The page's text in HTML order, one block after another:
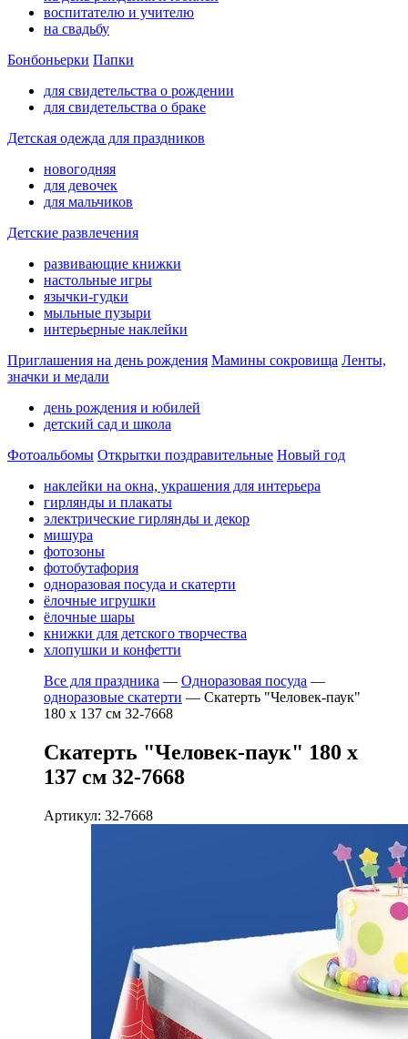
воспитателю и учителю
на свадьбу
Бонбоньерки Папки
для свидетельства о рождении
для свидетельства о браке
Детская одежда для праздников
новогодняя
для девочек
для мальчиков
Детские развлечения
развивающие книжки
настольные игры
язычки-гудки
мыльные пузыри
интерьерные наклейки
Приглашения на день рождения Мамины сокровища Ленты,
значки и медали
день рождения и юбилей
детский сад и школа
Фотоальбомы Открытки поздравительные Новый год
наклейки на окна, украшения для интерьера
гирлянды и плакаты
электрические гирлянды и декор
мишура
фотозоны
фотобутафория
одноразовая посуда и скатерти
ёлочные игрушки
ёлочные шары
книжки для детского творчества
хлопушки и конфетти
Все для праздника — Одноразовая посуда —
одноразовые скатерти — Скатерть "Человек-паук"
180 х 137 см 32-7668
Скатерть "Человек-паук" 180 х
137 см 32-7668
Артикул: 32-7668